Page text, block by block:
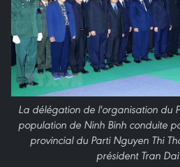
La délégation de l'organisation du
population de Ninh Binh conduite
provincial du Parti Nguyen Thi
président Tran